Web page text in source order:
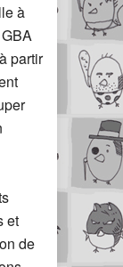
à
partir
et
de